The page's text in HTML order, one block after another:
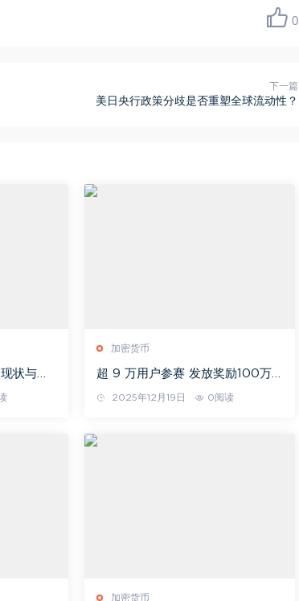
0
下一篇
美日央行政策分歧是否重塑全球流动性？
状与走
加密货币
超 9 万用户参赛 发放奖励100万
USDT 火币HTX 巅峰赛圆满收官
2025年12月19日 0阅读
加密货币